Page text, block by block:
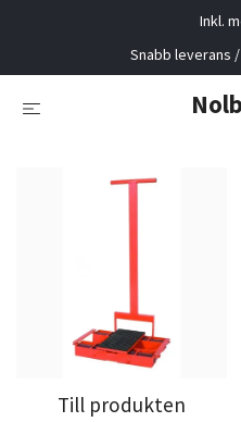
Inkl.
Snabb leverans
Till produkten